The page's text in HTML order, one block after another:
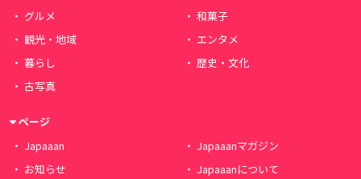
グルメ
和菓子
観光・地域
エンタメ
暮らし
歴史・文化
古写真
ページ
Japaaan
Japaaanマガジン
お知らせ
Japaaanについて